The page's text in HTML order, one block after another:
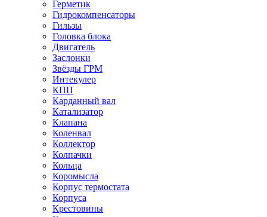
Герметик
Гидрокомпенсаторы
Гильзы
Головка блока
Двигатель
Заслонки
Звёзды ГРМ
Интекулер
КПП
Карданный вал
Катализатор
Клапана
Коленвал
Коллектор
Колпачки
Кольца
Коромысла
Корпус термостата
Корпуса
Крестовины